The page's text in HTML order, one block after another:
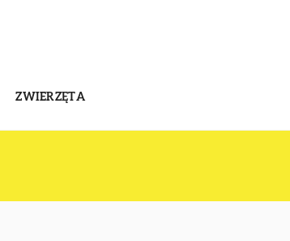
ZWIERZĘTA